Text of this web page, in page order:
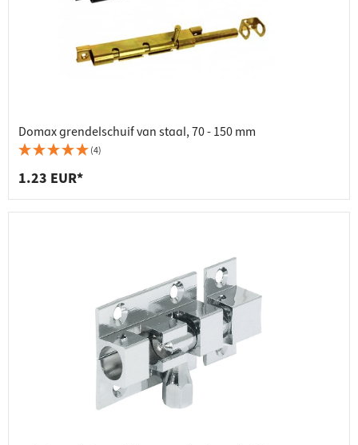
Domax grendelschuif van staal, 70 - 150 mm
(4)
1.23 EUR*